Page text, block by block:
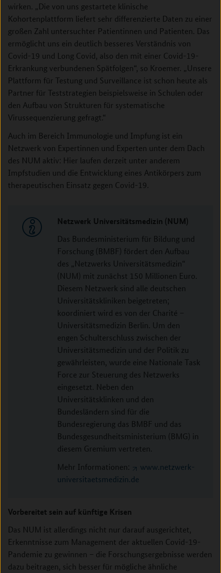
wirken. „Die von uns gestartete klinische
Kohortenplattform liefert sehr differenzierte Daten zu einer
großen Zahl untersuchter Patientinnen und Patienten. Das
ermöglicht uns ein deutlich besseres Verständnis von
Covid-19 und Long Covid, also den mit einer Covid-19-
Erkrankung verbundenen Spätfolgen“, so Kroemer. „Unsere
Plattform für Testung und Surveillance ist schon heute als
Partner für Teststrategien beispielsweise in Schulen oder
den Aufbau von Strukturen für systematische
Virussequenzierung gefragt.“
Auch im Bereich Immunologie und Impfung ist ein
Netzwerk von Expertinnen und Experten unter dem Dach
des NUM aktiv: Hier laufen derzeit unter anderem
Impfstudien und die Entwicklung eines Antikörpers zum
therapeutischen Einsatz gegen Covid-19.
Netzwerk Universitätsmedizin (NUM)
Das Bundesministerium für Bildung und
Forschung (BMBF) fördert den Aufbau
des „Netzwerks Universitätsmedizin“
(NUM) mit zunächst 150 Millionen Euro.
Diesem Netzwerk sind alle deutschen
Universitätskliniken beigetreten;
koordiniert wird es von der Charité –
Universitätsmedizin Berlin. Um den
engen Schulterschluss zwischen der
Universitätsmedizin und der Politik zu
gewährleisten, wurde eine Nationale Task
Force zur Steuerung des Netzwerks
eingesetzt. Neben den
Universitätsklinken und den
Bundesländern sind für die
Bundesregierung das BMBF und das
Bundesgesundheitsministerium (BMG) in
diesem Gremium vertreten.
Mehr Informationen:
www.netzwerk-
universitaetsmedizin.de
Vorbereitet sein auf künftige Krisen
Das NUM ist allerdings nicht nur darauf ausgerichtet,
Erkenntnisse zum Management der aktuellen Covid-19-
Pandemie zu gewinnen – die Forschungsergebnisse werden
dazu beitragen, sich besser für mögliche ähnliche